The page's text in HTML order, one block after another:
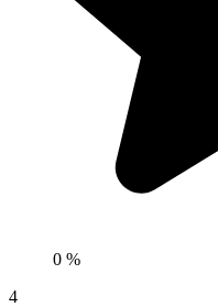
0 %
4